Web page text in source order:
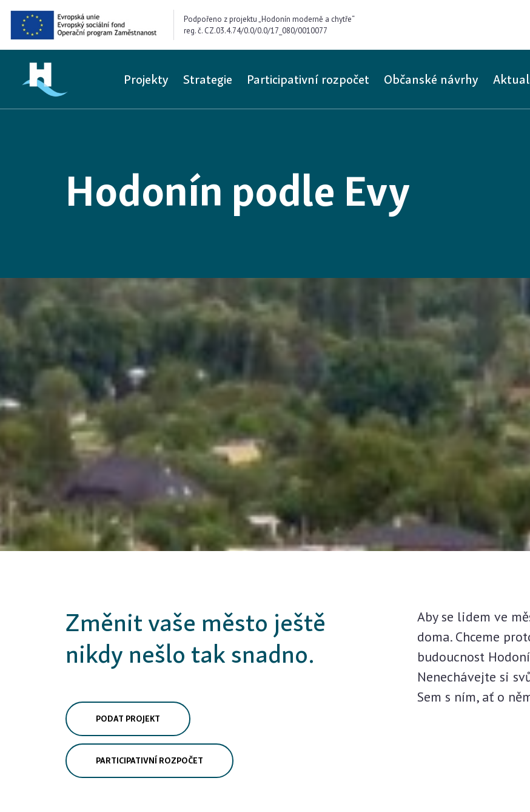
Podpořeno z projektu „Hodonín moderně a chytře“
reg. č. CZ.03.4.74/0.0/0.0/17_080/0010077
Projekty Strategie Participativní rozpočet Občanské návrhy
Hodonín podle Roberta
Změnit vaše město ještě
nikdy nešlo tak snadno.
PODAT PROJEKT
PARTICIPATIVNÍ ROZPOČET
Aby se lidem ve
doma. Chceme
budoucnost
Nenechávejte si
Sem s ním, ať o